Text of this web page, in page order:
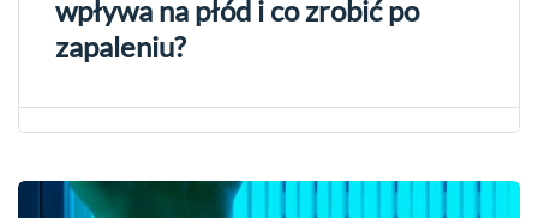
wpływa na płód i co zrobić po
zapaleniu?